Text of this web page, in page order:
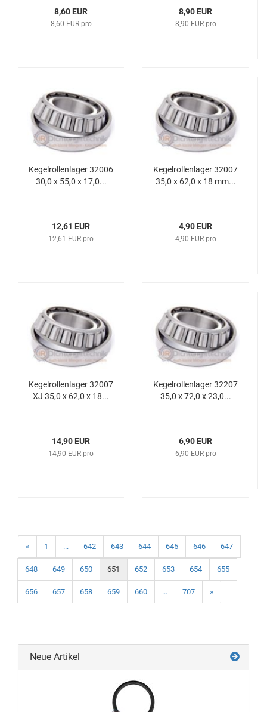
8,60 EUR
8,60 EUR pro
8,90 EUR
8,90 EUR pro
Kegelrollenlager 32006
30,0 x 55,0 x 17,0...
12,61 EUR
12,61 EUR pro
Kegelrollenlager 32007
35,0 x 62,0 x 18 mm...
4,90 EUR
4,90 EUR pro
Kegelrollenlager 32007
XJ 35,0 x 62,0 x 18...
14,90 EUR
14,90 EUR pro
Kegelrollenlager 32207
35,0 x 72,0 x 23,0...
6,90 EUR
6,90 EUR pro
« 1 ... 642 643 644 645 646 647
648 649 650 651 652 653 654 655
656 657 658 659 660 ... 707 »
Neue Artikel